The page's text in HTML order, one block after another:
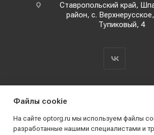
Ставропольский край,
район, с.
Тупиковый, 4
Файлы cookie
На сайте optorg.ru мы используем файлы
разработанные нашими специалистами и